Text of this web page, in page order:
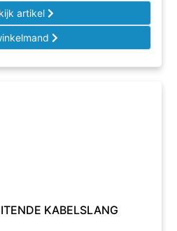
artikel
KABELSLANG